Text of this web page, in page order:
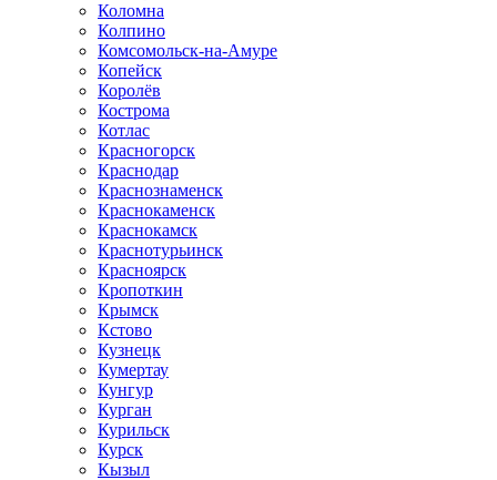
Коломна
Колпино
Комсомольск-на-Амуре
Копейск
Королёв
Кострома
Котлас
Красногорск
Краснодар
Краснознаменск
Краснокаменск
Краснокамск
Краснотурьинск
Красноярск
Кропоткин
Крымск
Кстово
Кузнецк
Кумертау
Кунгур
Курган
Курильск
Курск
Кызыл